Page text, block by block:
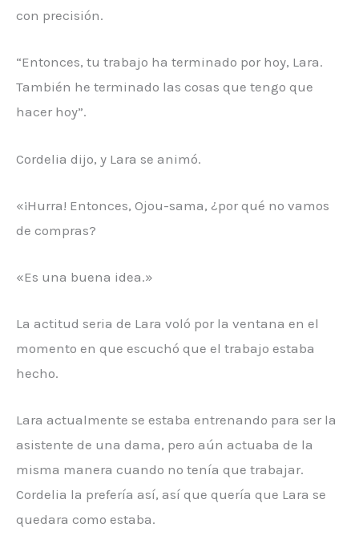
con precisión.
“Entonces, tu trabajo ha terminado por hoy, Lara.
También he terminado las cosas que tengo que
hacer hoy”.
Cordelia dijo, y Lara se animó.
«¡Hurra! Entonces, Ojou-sama, ¿por qué no vamos
de compras?
«Es una buena idea.»
La actitud seria de Lara voló por la ventana en el
momento en que escuchó que el trabajo estaba
hecho.
Lara actualmente se estaba entrenando para ser la
asistente de una dama, pero aún actuaba de la
misma manera cuando no tenía que trabajar.
Cordelia la prefería así, así que quería que Lara se
quedara como estaba.